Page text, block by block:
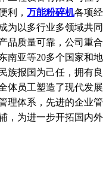
利， 万能粉碎机各项
为以多行业多领域共
品质量可靠，公司重合
南亚等20多个国家和地
报国为己任，拥有良
体员工塑造了现代发
理体系，先进的企业
，为进一步开拓国内